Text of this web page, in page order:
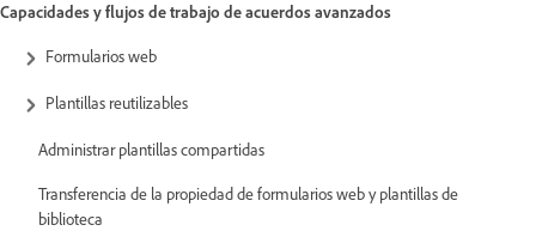
Capacidades y flujos de trabajo de acuerdos avanzados
Formularios web
Plantillas reutilizables
Administrar plantillas compartidas
Transferencia de la propiedad de formularios web y plantillas de
biblioteca